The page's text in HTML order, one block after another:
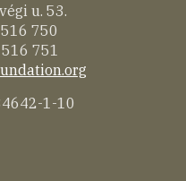
u. 53.
750
751
1-10